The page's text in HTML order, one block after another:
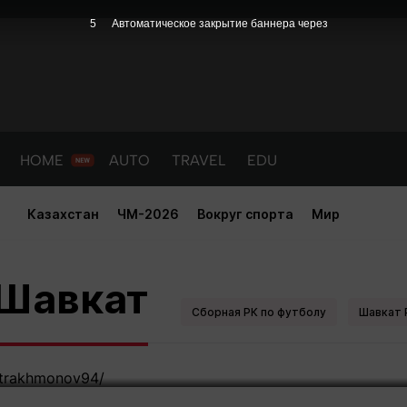
HOME AUTO TRAVEL EDU
Казахстан ЧМ-2026 Вокруг спорта Мир
HEALTH
Сборная РК по футболу Шавкат
первый боец из
4 Автоматическое закрытие баннера через